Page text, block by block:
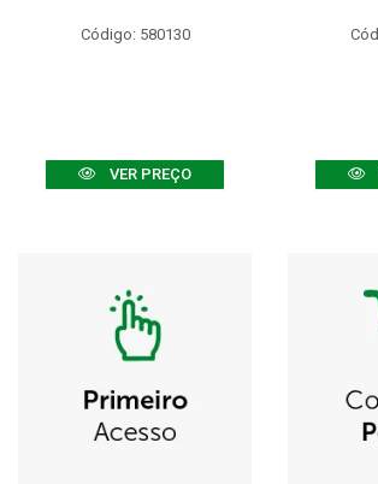
Código: 580130
VER PREÇO